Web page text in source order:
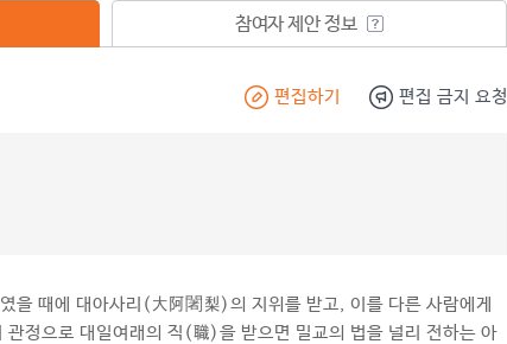
참여자 제안 정보
편집하기 편집 금지 요청
을 때에 대아사리(大阿闍梨)의 지위를 받고, 이를 다른 사람에게
정으로 대일여래의 직(職)을 받으면 밀교의 법을 널리 전하는 아